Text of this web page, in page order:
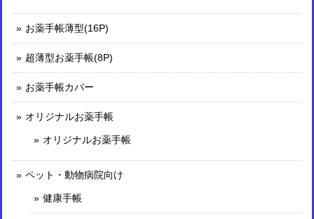
お薬手帳薄型(16P)
超薄型お薬手帳(8P)
お薬手帳カバー
オリジナルお薬手帳
オリジナルお薬手帳
ペット・動物病院向け
健康手帳